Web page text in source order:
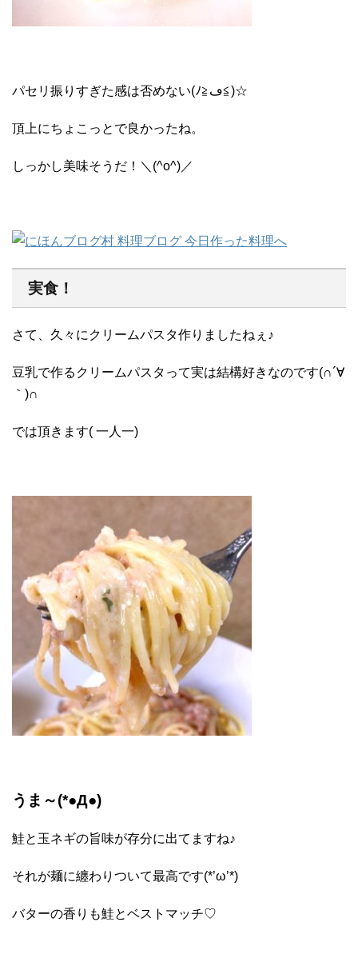
パセリ振りすぎた感は否めない(ﾉ≧ڡ≦)☆
頂上にちょこっとで良かったね。
しっかし美味そうだ！＼(^o^)／
実食！
さて、久々にクリームパスタ作りましたねぇ♪
豆乳で作るクリームパスタって実は結構好きなのです(∩´∀
｀)∩
では頂きます( 一人一)
うま～(*●Д●)
鮭と玉ネギの旨味が存分に出てますね♪
それが麺に纏わりついて最高です(*’ω’*)
バターの香りも鮭とベストマッチ♡